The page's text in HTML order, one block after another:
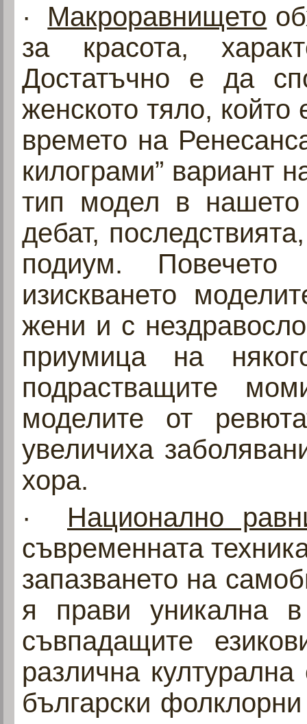
· Макроравнището
за красота,
Достатъчно е да
женското тяло,
времето на
килограми” вариант
тип модел в
дебат,
подиум.
изискването
жени и с
приумица на
подрастващите
моделите от
увеличиха
хора.
· Национално
съвременната
запазването на
я прави уникална
съвпадащите
различна
български фолклорни